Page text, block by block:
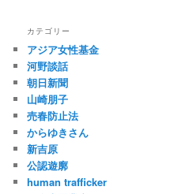
カテゴリー
アジア女性基金
河野談話
朝日新聞
山崎朋子
売春防止法
からゆきさん
新吉原
公認遊廓
human trafficker